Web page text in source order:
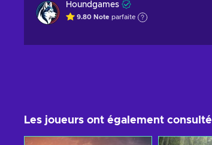
Houndgames
9.80 Note parfaite
Les joueurs ont également consulté